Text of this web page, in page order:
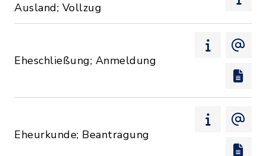
Ausland; Vollzug
Eheschließung; Anmeldung
Eheurkunde; Beantragung